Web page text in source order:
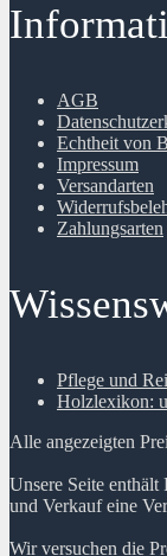
AGB
Echtheit von
Impressum
Versandarten
Zahlungsarten
Pflege und
Holzlexikon:
Alle angezeigten
Unsere Seite
und Verkauf eine
Wir versuchen die